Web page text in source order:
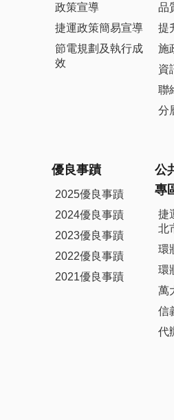
政策宣導
捷運政策簡易宣導
節電規劃及執行成
效
品
提
施
資
聯
分
優良事蹟
2025優良事蹟
2024優良事蹟
2023優良事蹟
2022優良事蹟
2021優良事蹟
公
專
捷
北
環
環
萬
信
代